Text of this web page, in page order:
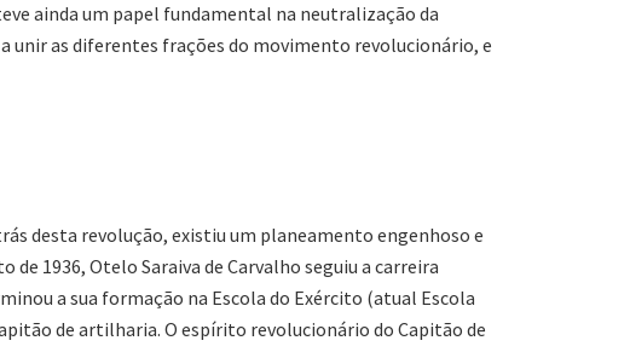
ainda um papel fundamental na neutralização da
unir as diferentes frações do movimento revolucionário, e
desta revolução, existiu um planeamento engenhoso e
1936, Otelo Saraiva de Carvalho seguiu a carreira
a sua formação na Escola do Exército (atual Escola
de artilharia. O espírito revolucionário do Capitão de